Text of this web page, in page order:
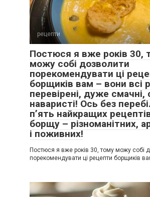
рецепти
Постюся я вже років 30,
можу собі дозволити
порекомендувати ці
борщиків вам – вони всі
перевірені, дуже смачні,
наваристі! Ось без
п’ять найкращих
борщу – різноманітних,
і поживних!
Постюся я вже років 30, тому можу собі
порекомендувати ці рецепти борщиків